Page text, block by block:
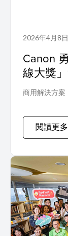
2026年4月8日
Canon
線大獎
商用解決方案
閱讀更多